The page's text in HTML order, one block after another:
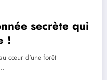
secrète qui
!
cœur d'une forêt